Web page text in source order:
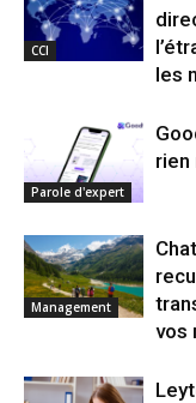
CCI
les
Parole d'expert
rien
Management
vos